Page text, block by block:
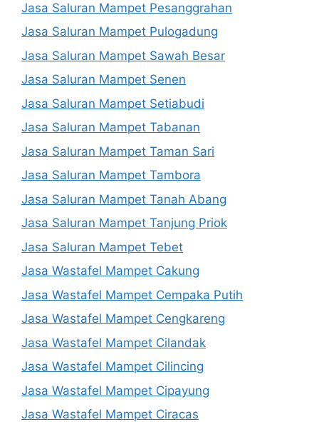
Jasa Saluran Mampet Pesanggrahan
Jasa Saluran Mampet Pulogadung
Jasa Saluran Mampet Sawah Besar
Jasa Saluran Mampet Senen
Jasa Saluran Mampet Setiabudi
Jasa Saluran Mampet Tabanan
Jasa Saluran Mampet Taman Sari
Jasa Saluran Mampet Tambora
Jasa Saluran Mampet Tanah Abang
Jasa Saluran Mampet Tanjung Priok
Jasa Saluran Mampet Tebet
Jasa Wastafel Mampet Cakung
Jasa Wastafel Mampet Cempaka Putih
Jasa Wastafel Mampet Cengkareng
Jasa Wastafel Mampet Cilandak
Jasa Wastafel Mampet Cilincing
Jasa Wastafel Mampet Cipayung
Jasa Wastafel Mampet Ciracas